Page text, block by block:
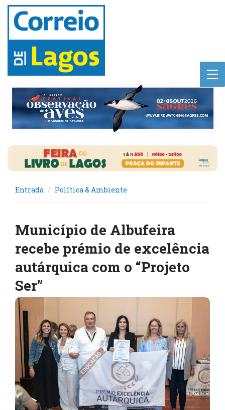
Entrada Política & Ambiente
Município de Albufeira
recebe prémio de excelência
autárquica com o “Projeto
Ser”